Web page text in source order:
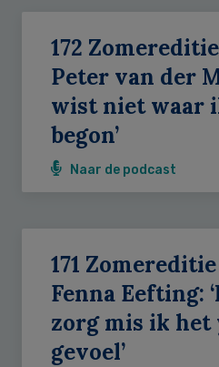
172
Peter van der
wist niet waar
begon’
Naar de podcast
171
Fenna Eefting:
zorg mis ik het
gevoel’